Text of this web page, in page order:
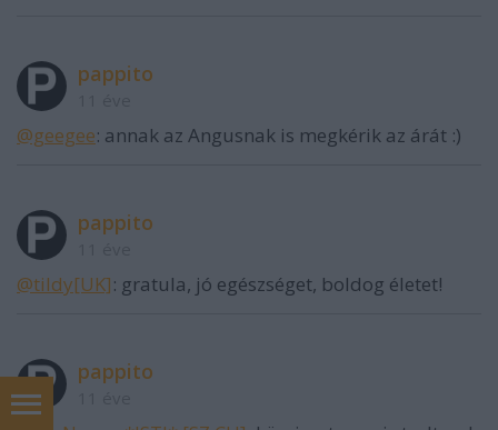
pappito
@geegee: annak az Angusnak is megkérik az árát :)
pappito
@tildy[UK]: gratula, jó egészséget, boldog életet!
pappito